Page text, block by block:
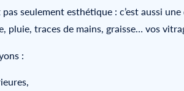
pas seulement esthétique : c’est aussi
pluie, traces de mains, graisse… vos
: